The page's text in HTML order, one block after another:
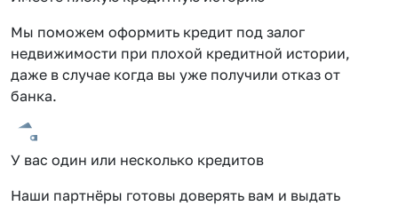
Мы поможем оформить кредит под залог
недвижимости при плохой кредитной истории,
даже в случае когда вы уже получили отказ от
банка.
У вас один или несколько кредитов
Наши партнёры готовы доверять вам и выдать